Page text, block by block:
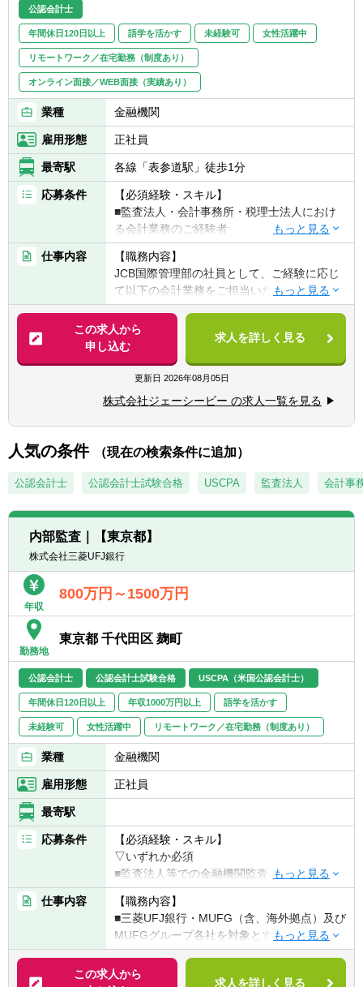
■公認会計士、もしくはIFRSにて決算報告を
行う（あるいはIFRS移行中の）企業での経験
ある方
■日本語に加え、英語でのコミュニケーショ
ンが可能な方
・必須要件ではありませんが、グローバルで
進行中のプロジェクトのため、ご活躍頂く場
が増えます。
広げていくことが可能です。
【キャリアパス】
入社後はプロジェクトメンバーとして業務を
進め、中長期的には会計関連分野ないしITシ
ステム関連分野（いずれも企画業務含む）の
プロフェッショナル（含むマネジメント）と
してのキャリア形成を想定しています。ま
た、30歳前後までの方には、海外で業務経験
を積める可能性も、面接時に積極的に説明し
ています（それ以降の年齢でも関連分野にお
いて海外転勤の可能性はありますが、プロジ
ェクトに一定期間関与したうえでの転勤を前
提とすると、ポスト・機会は減少します）。
公認会計士
年間休日120日以上 語学を活かす 未経験可 女性活躍中
リモートワーク／在宅勤務（制度あり）
オンライン面接／WEB面接（実績あり）
業種 金融機関
雇用形態 正社員
最寄駅 各線「表参道駅」徒歩1分
応募条件
【必須経験・スキル】
■監査法人・会計事務所・税理士法人におけ
る会計業務のご経験者
■企業会計原則、会計基準・会社法・税法に
関する知識をお持ちの方
【歓迎経験・スキル】
■英語力ビジネスレベル（TOEIC700点以上※
初心者も相談可能）
■税理士尚可
■公認会計士尚可
【求める人物像】
■クレジット・セキュリティ・システム分野
自律的に理解努力し、これまでの職務経験を
いと、高い意欲をお持ちの方
ビジネスと一体となり会計業務を担うこと
で、自身の会計スキルをグルーバルビジネス
の発展に活かすことができ、自身のさらなる
成長にも繋がります。
仕事内容
【職務内容】
JCB国際管理部の社員として、ご経験に応じ
て以下の会計業務をご担当いただきます。
【具体的には】
■海外子会社の経理業務に関する助言・指導
■単体決算（税効果会計、ヘッジ会計等の専
門知識を必要とする会計基準対応含む）
■JCB社が間接保有する海外子会社に係るJCB
社連結決算
■社内会計相談
■決裁書の合議対応（会計観点での決裁に係
る契約書含む内容の妥当性確認）
■会計観点からの新ビジネススキームへの参
【配属部署】
■国際管理部 経理G 会計・税務ライン
この求人から
申し込む
求人を詳しく見る
更新日 2026年08月05日
株式会社ジェーシービー の求人一覧を見る
人気の条件 （現在の検索条件に追加）
公認会計士 公認会計士試験合格 USCPA 監査法人 会計事
内部監査｜【東京都】
株式会社三菱UFJ銀行
年収
800万円～1500万円
勤務地
東京都 千代田区 麹町
公認会計士 公認会計士試験合格 USCPA（米国公認会計士）
年間休日120日以上 年収1000万円以上 語学を活かす
未経験可 女性活躍中 リモートワーク／在宅勤務（制度あり）
業種 金融機関
雇用形態 正社員
最寄駅
応募条件
【必須経験・スキル】
▽いずれか必須
■監査法人等での金融機関監査・アドバイザ
リー経験
■金融機関での内部監査業務経験
【歓迎経験・スキル】
▽以下のいずれかの条件を満たせば尚可
■金融機関での監査業務経験があり、公認内
仕事内容
【職務内容】
■三菱UFJ銀行・MUFG（含、海外拠点）及び
MUFGグループ各社を対象とする監査業務
■リスクアセスメント及び監査計画の立案
■経営陣や本部各部に対し、経営戦略や業務
この求人から
求人を詳しく見る